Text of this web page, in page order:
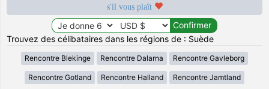
s'il vous plaît
Trouvez des célibataires dans les régions de : Suède
Rencontre Blekinge Rencontre Dalarna Rencontre Gavleborg
Rencontre Gotland Rencontre Halland Rencontre Jamtland